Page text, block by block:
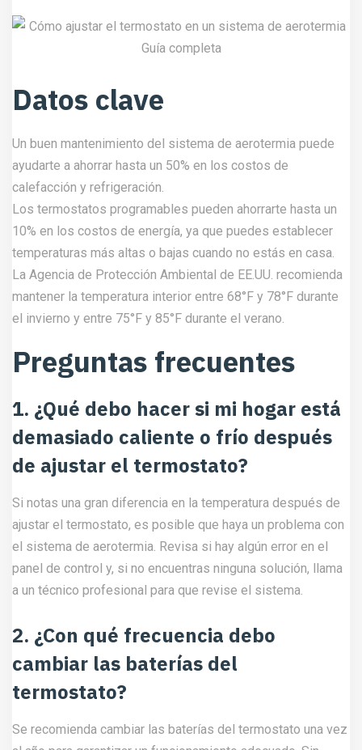
Datos clave
Un buen mantenimiento del sistema de aerotermia puede
ayudarte a ahorrar hasta un 50% en los costos de
calefacción y refrigeración.
Los termostatos programables pueden ahorrarte hasta un
10% en los costos de energía, ya que puedes establecer
temperaturas más altas o bajas cuando no estás en casa.
La Agencia de Protección Ambiental de EE.UU. recomienda
mantener la temperatura interior entre 68°F y 78°F durante
el invierno y entre 75°F y 85°F durante el verano.
Preguntas frecuentes
1. ¿Qué debo hacer si mi hogar está
demasiado caliente o frío después
de ajustar el termostato?
Si notas una gran diferencia en la temperatura después de
ajustar el termostato, es posible que haya un problema con
el sistema de aerotermia. Revisa si hay algún error en el
panel de control y, si no encuentras ninguna solución, llama
a un técnico profesional para que revise el sistema.
2. ¿Con qué frecuencia debo
cambiar las baterías del
termostato?
Se recomienda cambiar las baterías del termostato una vez